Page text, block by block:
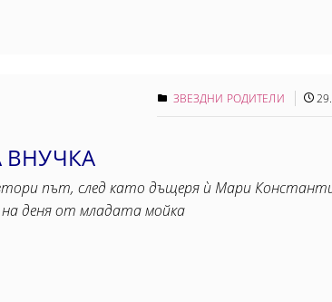
ЗВЕЗДНИ РОДИТЕЛИ
ВНУЧКА
път, след като дъщеря ѝ Мари
на деня от младата мойка